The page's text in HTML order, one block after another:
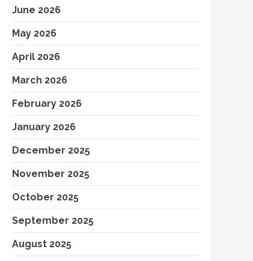
June 2026
May 2026
April 2026
March 2026
February 2026
January 2026
December 2025
November 2025
October 2025
September 2025
August 2025